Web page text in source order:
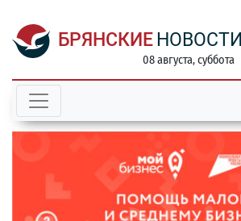
БРЯНСКИЕ НОВОСТИ
08 августа, суббота